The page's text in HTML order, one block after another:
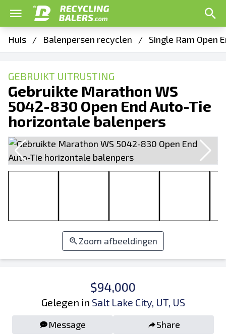
Huis / Balenpersen recyclen / Single Ram Open
GEBRUIKT UITRUSTING
Gebruikte Marathon WS
5042-830 Open End Auto-Tie
horizontale balenpers
Zoom afbeeldingen
$94,000
Gelegen in Salt Lake City, UT, US
Message Share